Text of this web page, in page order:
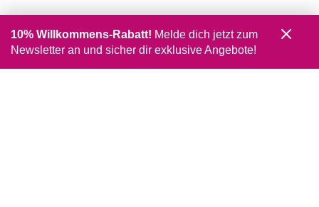
10% Willkommens-Rabatt! Melde dich jetzt zum
Newsletter an und sicher dir exklusive Angebote!